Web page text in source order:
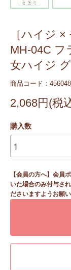
［ハイジ
MH-04C
女ハイジ
商品コード：
2,068円(税
購入数
【会員の方へ】会員
いた場合のみ付与さ
ださいますようお願い